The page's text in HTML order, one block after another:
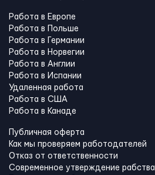
Работа в Европе
Работа в Польше
Работа в Германии
Работа в Норвегии
Работа в Англии
Работа в Испании
Удаленная работа
Работа в США
Работа в Канадe
Публичная оферта
Как мы проверяем работодателей
Отказ от ответственности
Современное утверждение рабства